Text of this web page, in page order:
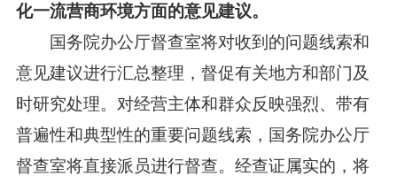
化一流营商环境方面的意见建议。
国务院办公厅督查室将对收到的问题线索和
意见建议进行汇总整理，督促有关地方和部门及
时研究处理。对经营主体和群众反映强烈、带有
普遍性和典型性的重要问题线索，国务院办公厅
督查室将直接派员进行督查。经查证属实的，将